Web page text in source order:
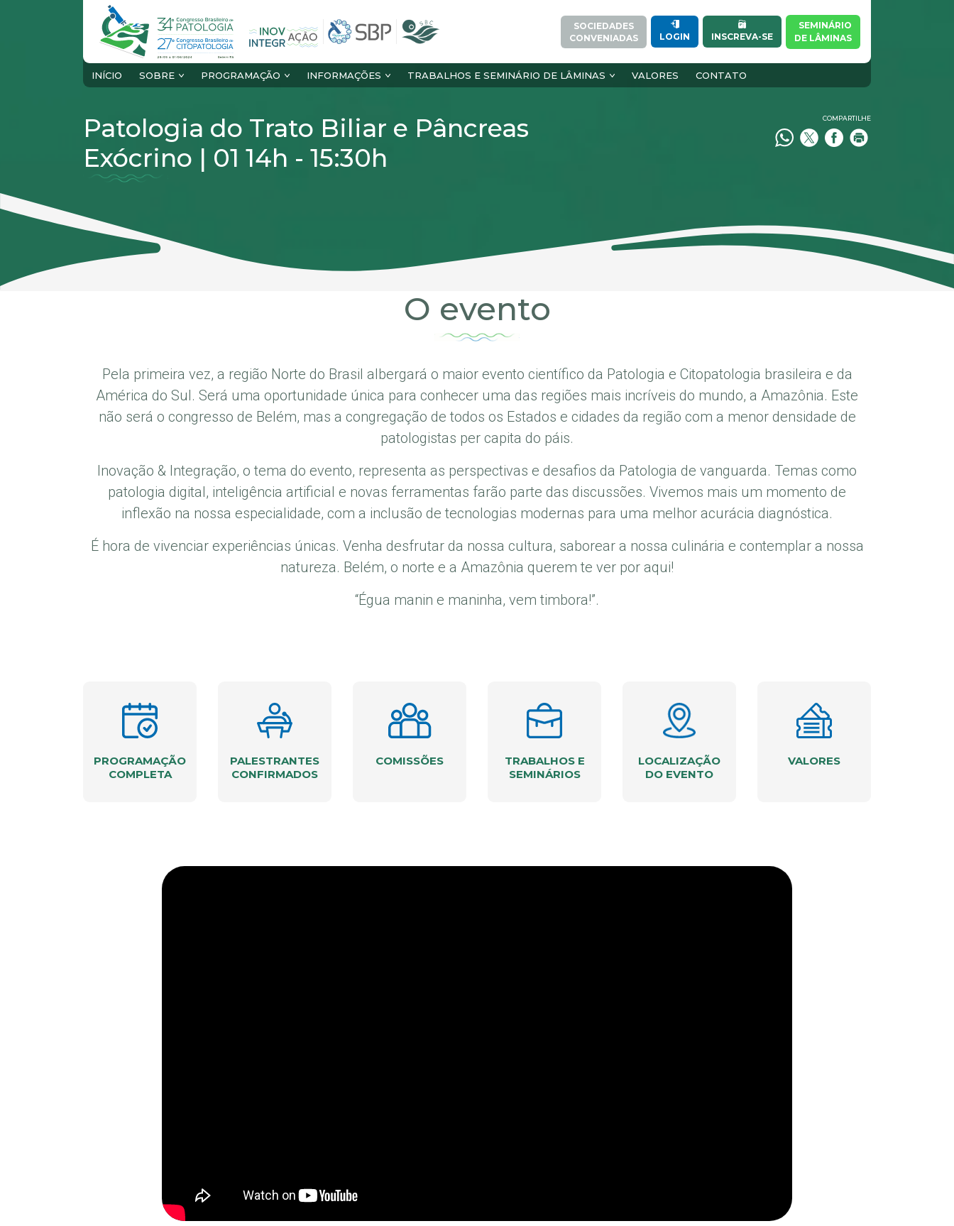
Patologia do Trato Biliar e Pâncreas
Exócrino | 01 14h - 15:30h
COMPARTILHE
SOCIEDADES
CONVENIADAS
LOGIN INSCREVA-SE
SEMINÁRIO
DE LÂMINAS
INÍCIO SOBRE PROGRAMAÇÃO INFORMAÇÕES TRABALHOS E SEMINÁRIO DE LÂMINAS VALORES CONTATO
O evento
Pela primeira vez, a região Norte do Brasil albergará o maior evento científico da Patologia e Citopatologia brasileira e da
América do Sul. Será uma oportunidade única para conhecer uma das regiões mais incríveis do mundo, a Amazônia. Este
não será o congresso de Belém, mas a congregação de todos os Estados e cidades da região com a menor densidade de
patologistas per capita do páis.
Inovação & Integração, o tema do evento, representa as perspectivas e desafios da Patologia de vanguarda. Temas como
patologia digital, inteligência artificial e novas ferramentas farão parte das discussões. Vivemos mais um momento de
inflexão na nossa especialidade, com a inclusão de tecnologias modernas para uma melhor acurácia diagnóstica.
É hora de vivenciar experiências únicas. Venha desfrutar da nossa cultura, saborear a nossa culinária e contemplar a nossa
natureza. Belém, o norte e a Amazônia querem te ver por aqui!
“Égua manin e maninha, vem timbora!”.
PROGRAMAÇÃO
COMPLETA
PALESTRANTES
CONFIRMADOS
COMISSÕES
TRABALHOS E
SEMINÁRIOS
LOCALIZAÇÃO
DO EVENTO
VALORES